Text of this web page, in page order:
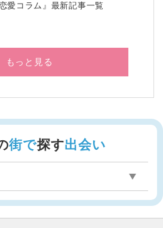
愛コラム』最新記事一覧
もっと見る
街で探す出会い